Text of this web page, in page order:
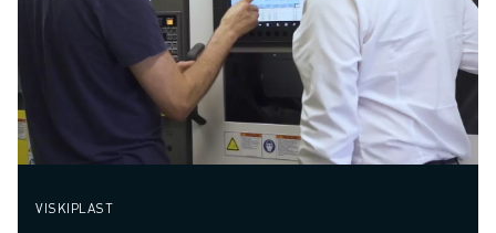
VISKIPLAST